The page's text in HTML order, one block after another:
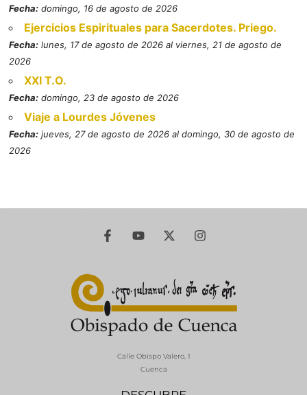
Fecha: domingo, 16 de agosto de 2026
Ejercicios Espirituales para Sacerdotes. Priego.
Fecha: lunes, 17 de agosto de 2026 al viernes, 21 de agosto de
2026
XXI T.O.
Fecha: domingo, 23 de agosto de 2026
Viaje a Lourdes Jóvenes
Fecha: jueves, 27 de agosto de 2026 al domingo, 30 de agosto de
2026
Calle Obispo Valero, 1
Cuenca